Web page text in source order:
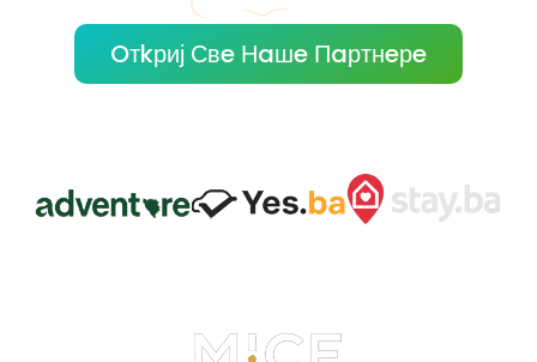
Oтkриј Свe Нaшe Пaртнeрe